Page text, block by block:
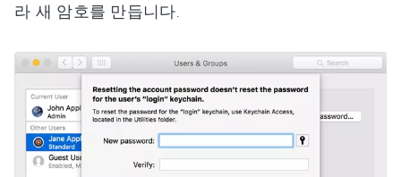
라 새 암호를 만듭니다.